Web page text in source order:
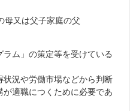
又は父子家庭の父
ラム」の策定等を受けている
況や労働市場などから判断
が適職につくために必要であ